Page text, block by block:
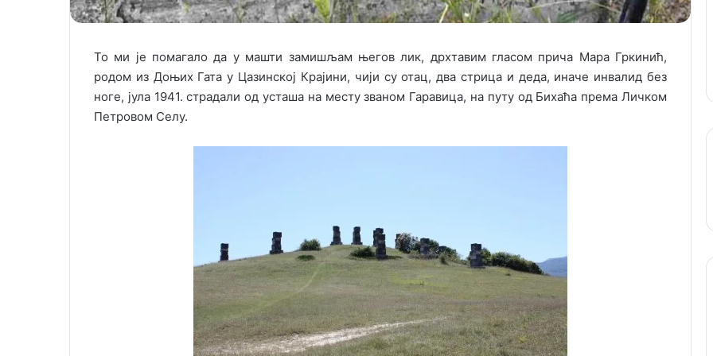
То ми jе помагало да у машти замишљам његов лик, дрхтавим гласом прича Мара Гркинић,
родом из Доњих Гата у Цазинскоj Краjини, чиjи су отац, два стрица и деда, иначе инвалид без
ноге, jула 1941. страдали од усташа на месту званом Гаравица, на путу од Бихаћа према Личком
Петровом Селу.